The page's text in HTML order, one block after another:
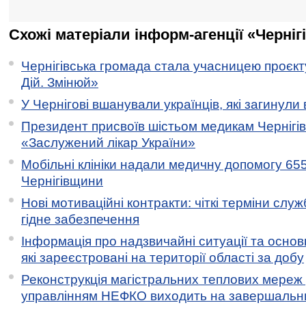
Схожі матеріали інформ-агенції
Чернігівська громада стала учасницею
Дій. Змінюй»
У Чернігові вшанували українців, які загинули
Президент присвоїв шістьом медикам
«Заслужений лікар України»
Мобільні клініки надали медичну допомогу
Чернігівщини
Нові мотиваційні контракти: чіткі терміни
гідне забезпечення
Інформація про надзвичайні ситуації та
які зареєстровані на території області за добу
Реконструкція магістральних теплових мереж
управлінням НЕФКО виходить на